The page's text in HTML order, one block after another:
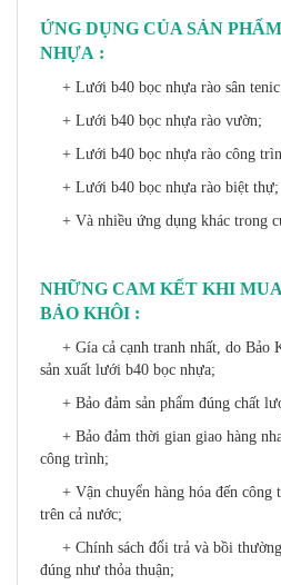
ỨNG DỤNG CỦA SẢN
NHỰA :
+ Lưới b40 bọc nhựa rào sân
+ Lưới b40 bọc nhựa rào vườn;
+ Lưới b40 bọc nhựa rào công
+ Lưới b40 bọc nhựa rào biệt thự;
+ Và nhiều ứng dụng khác trong
NHỮNG CAM KẾT KHI
BẢO KHÔI :
+ Gía cả cạnh tranh nhất, do Bảo
sản xuất lưới b40 bọc nhựa;
+ Bảo đảm sản phẩm đúng chất
+ Bảo đảm thời gian giao hàng
công trình;
+ Vận chuyển hàng hóa đến công
trên cả nước;
+ Chính sách đổi trả và bồi thường
đúng như thỏa thuận;